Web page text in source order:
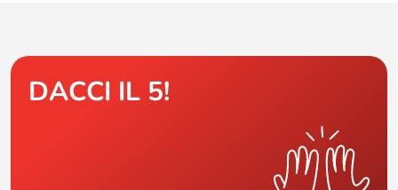
DACCI IL 5!